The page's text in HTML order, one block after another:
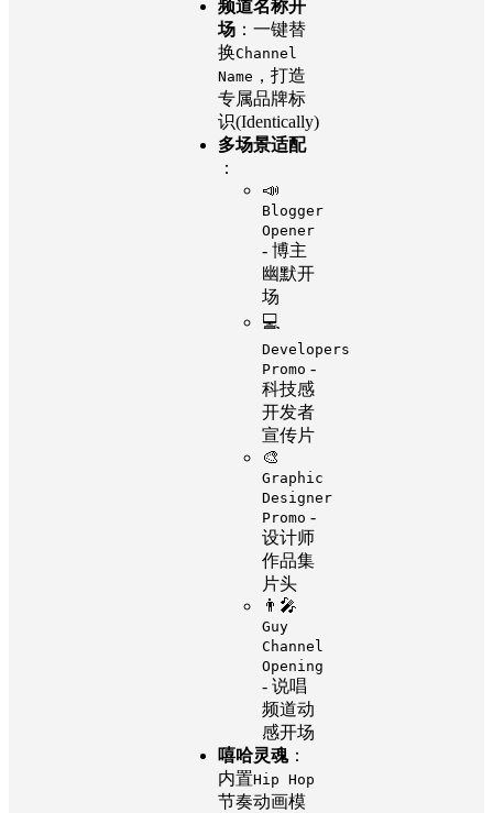
频道名称开
场 ：一键替
换Channel
Name ，打造
专属品牌标
识(Identically)
多场景适配
：
📣
Blogger
Opener
- 博主
幽默开
场
💻
Developers
Promo -
科技感
开发者
宣传片
🎨
Graphic
Designer
Promo -
设计师
作品集
片头
👨‍🎤
Guy
Channel
Opening
- 说唱
频道动
感开场
嘻哈灵魂：
内置Hip Hop
节奏动画模